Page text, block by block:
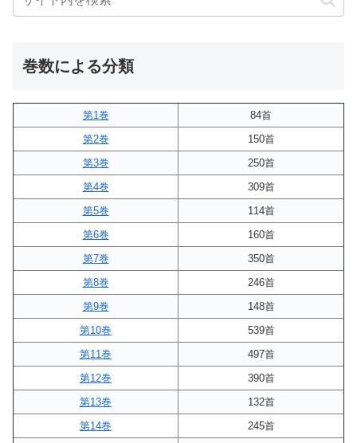
巻数による分類
第1巻
84首
第2巻
150首
第3巻
250首
第4巻
309首
第5巻
114首
第6巻
160首
第7巻
350首
第8巻
246首
第9巻
148首
第10巻
539首
第11巻
497首
第12巻
390首
第13巻
132首
第14巻
245首